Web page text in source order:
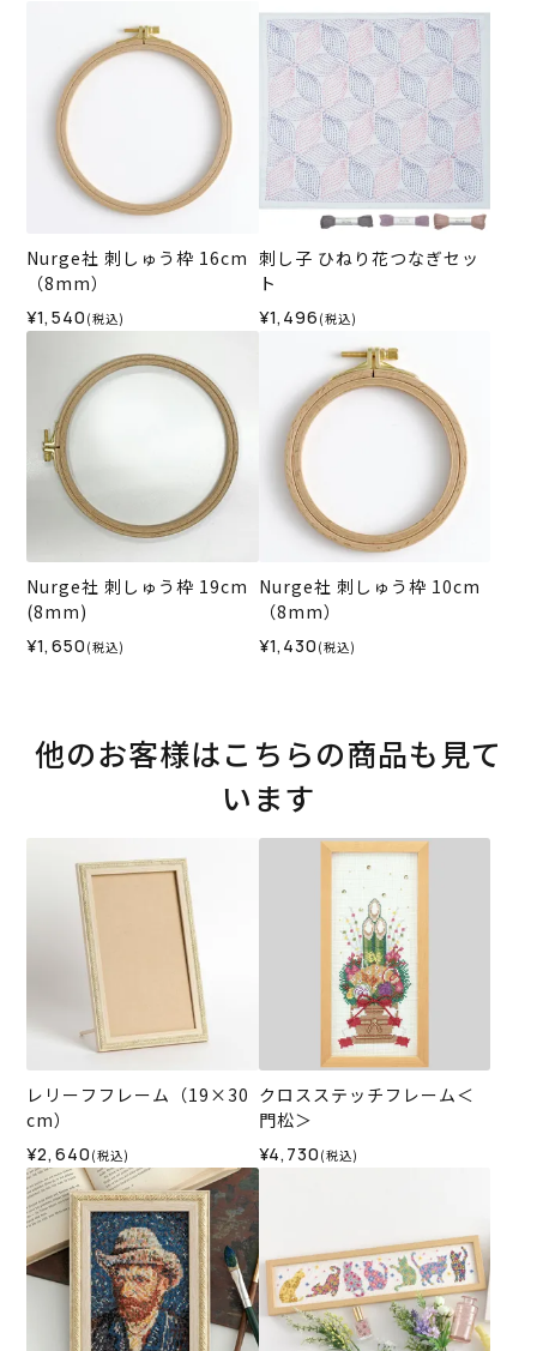
Nurge社 刺しゅう枠 16cm
（8mm）
¥1,540 (税込)
刺し子 ひねり花つなぎセッ
ト
¥1,496 (税込)
Nurge社 刺しゅう枠 19cm
(8mm)
¥1,650 (税込)
Nurge社 刺しゅう枠 10cm
（8mm）
¥1,430 (税込)
他のお客様はこちらの商品も見て
います
レリーフフレーム（19×30
cm）
¥2,640 (税込)
クロスステッチフレーム＜
門松＞
¥4,730 (税込)